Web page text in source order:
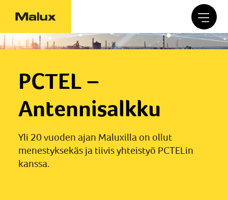
PCTEL –
Antennisalkku
Yli 20 vuoden ajan Maluxilla on ollut
menestyksekäs ja tiivis yhteistyö PCTELin
kanssa.